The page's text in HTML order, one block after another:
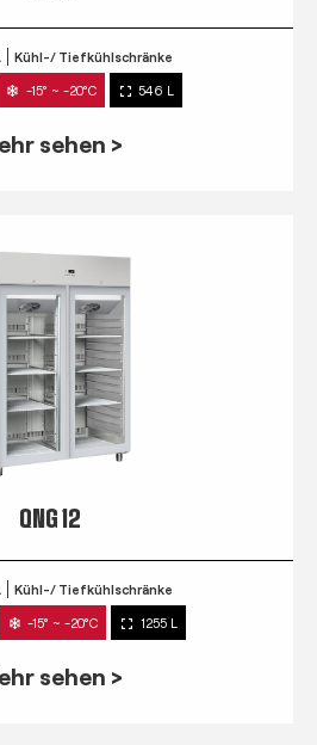
Kühl-/ Tiefkühlschränke
-15° ~ -20°C 546 L
sehen >
QNG 12
Kühl-/ Tiefkühlschränke
-15° ~ -20°C 1255 L
sehen >